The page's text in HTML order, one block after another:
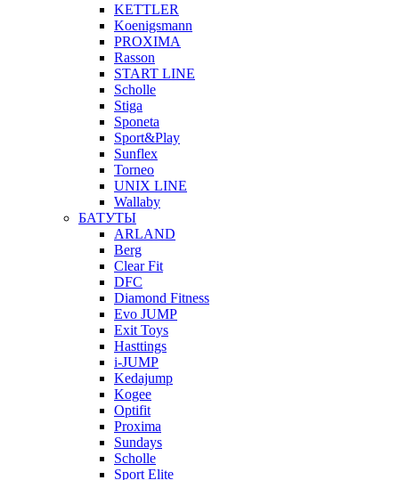
KETTLER
Koenigsmann
PROXIMA
Rasson
START LINE
Scholle
Stiga
Sponeta
Sport&Play
Sunflex
Torneo
UNIX LINE
Wallaby
БАТУТЫ
ARLAND
Berg
Clear Fit
DFC
Diamond Fitness
Evo JUMP
Exit Toys
Hasttings
i-JUMP
Kedajump
Kogee
Optifit
Proxima
Sundays
Scholle
Sport Elite